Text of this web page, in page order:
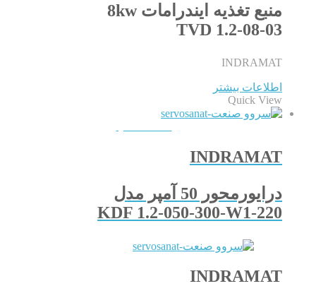
منبع تغذیه ایندرامات 8kw
TVD 1.2-08-03
INDRAMAT
اطلاعات بیشتر
Quick View
INDRAMAT
درایورمحور 50 آمپر مدل
KDF 1.2-050-300-W1-220
INDRAMAT